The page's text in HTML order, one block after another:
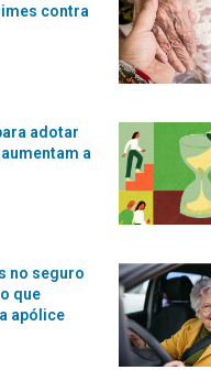
contra
adotar
a
no seguro
que
apólice